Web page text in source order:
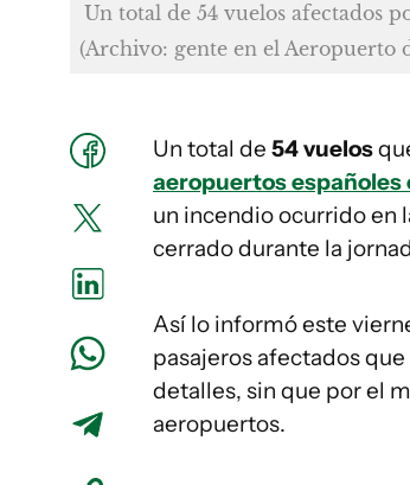
Un total de 54 vuelos afectados
(Archivo: gente en el Aeropuerto
Un total de 54 vuelos
aeropuertos
un incendio ocurrido en
cerrado durante la
Así lo informó este
pasajeros afectados
detalles, sin que por el
aeropuertos.